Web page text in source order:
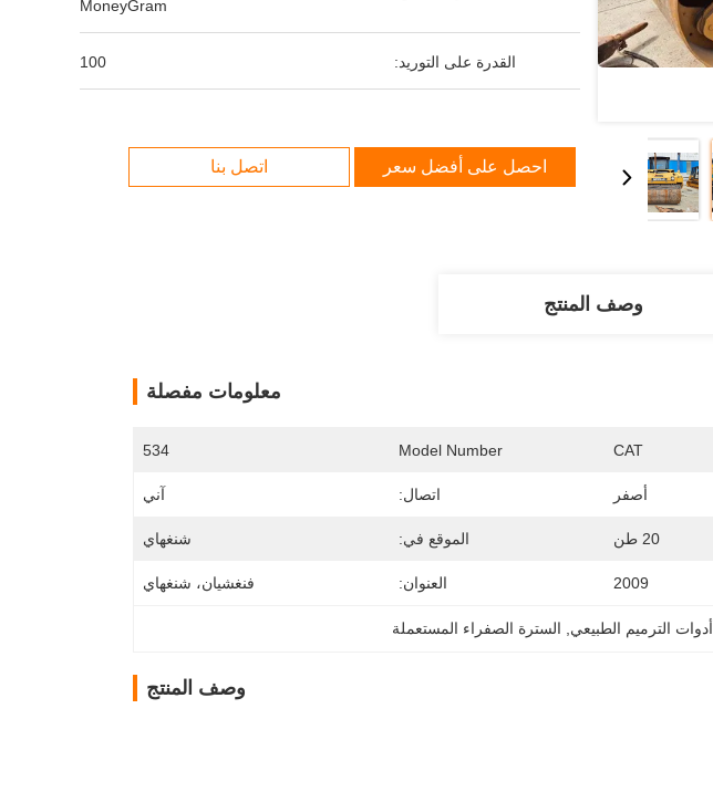
MoneyGram
القدرة على التوريد: 100
احصل على أفضل سعر اتصل بنا
وصف المنتج
معلومات مفصلة
CAT
Model Number
534
أصفر اتصال: آني
20 طن الموقع في: شنغهاي
2009 العنوان: فنغشيان، شنغهاي
أدوات الترميم الطبيعي السترة الصفراء المستعملة
وصف المنتج